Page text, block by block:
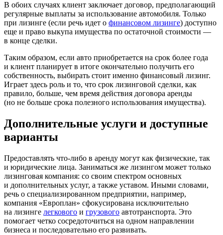
В обоих случаях клиент заключает договор, предполагающий
регулярные выплаты за использование автомобиля. Только
при лизинге (если речь идет о финансовом лизинге) доступно
еще и право выкупа имущества по остаточной стоимости —
в конце сделки.
Таким образом, если авто приобретается на срок более года
и клиент планирует в итоге окончательно получить его
собственность, выбирать стоит именно финансовый лизинг.
Играет здесь роль и то, что срок лизинговой сделки, как
правило, больше, чем время действия договора аренды
(но не больше срока полезного использования имущества).
Дополнительные услуги и доступные
варианты
Предоставлять что-либо в аренду могут как физические, так
и юридические лица. Заниматься же лизингом может только
лизинговая компания: со своим спектром основных
и дополнительных услуг, а также уставом. Иными словами,
речь о специализированном предприятии, например,
компания «Европлан» сфокусирована исключительно
на лизинге легкового и грузового автотранспорта. Это
помогает четко сосредоточиться на одном направлении
бизнеса и последовательно его развивать.